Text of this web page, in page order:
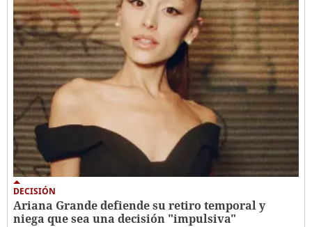
DECISIÓN
Ariana Grande defiende su retiro temporal y
niega que sea una decisión "impulsiva"